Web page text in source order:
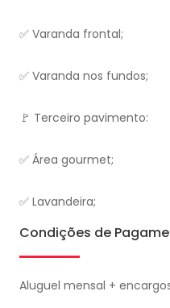
✅ Varanda frontal;
✅ Varanda nos fundos;
🚩 Terceiro pavimento:
✅ Área gourmet;
✅ Lavandeira;
Condições de
Aluguel mensal +